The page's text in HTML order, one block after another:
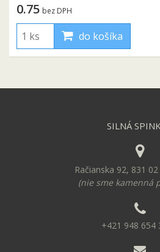
0.75 bez DPH
do košíka
SILNÁ
Račianska 92, 831
(nie sme kamenná
+421 948 654